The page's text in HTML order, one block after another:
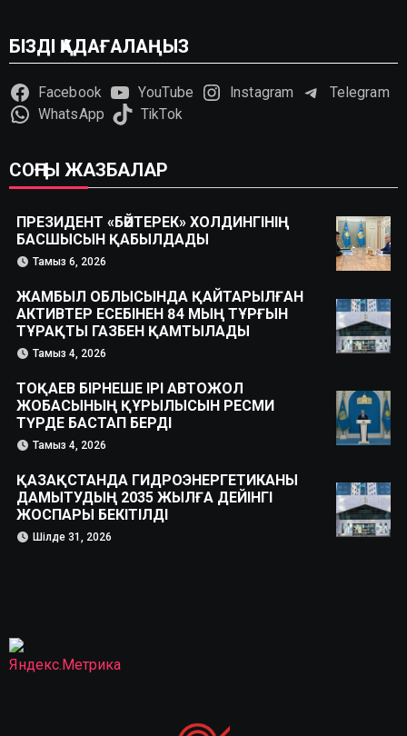
БІЗДІ ҚАДАҒАЛАҢЫЗ
Facebook YouTube Instagram
Telegram
WhatsApp
TikTok
СОҢҒЫ ЖАЗБАЛАР
ПРЕЗИДЕНТ «БӘЙТЕРЕК» ХОЛДИНГІНІҢ
БАСШЫСЫН ҚАБЫЛДАДЫ
Тамыз 6, 2026
ЖАМБЫЛ ОБЛЫСЫНДА ҚАЙТАРЫЛҒАН
АКТИВТЕР ЕСЕБІНЕН 84 МЫҢ ТҰРҒЫН
ТҰРАҚТЫ ГАЗБЕН ҚАМТЫЛАДЫ
Тамыз 4, 2026
ТОҚАЕВ БІРНЕШЕ ІРІ АВТОЖОЛ
ЖОБАСЫНЫҢ ҚҰРЫЛЫСЫН РЕСМИ
ТҮРДЕ БАСТАП БЕРДІ
Тамыз 4, 2026
ҚАЗАҚСТАНДА ГИДРОЭНЕРГЕТИКАНЫ
ДАМЫТУДЫҢ 2035 ЖЫЛҒА ДЕЙІНГІ
ЖОСПАРЫ БЕКІТІЛДІ
Шілде 31, 2026